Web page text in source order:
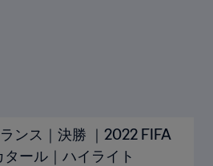
ンス｜決勝 ｜2022 FIFA
ール｜ハイライト